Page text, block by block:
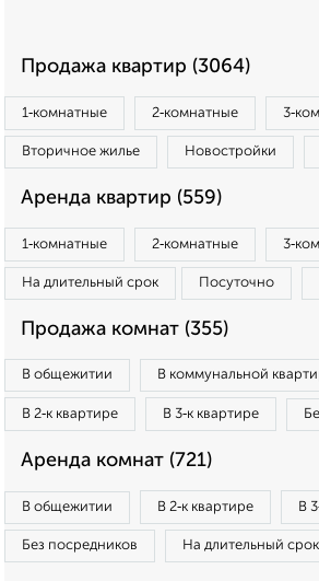
Продажа квартир (3064)
1‑комнатные 2‑комнатные
Вторичное жилье Новостройки
Аренда квартир (559)
1‑комнатные 2‑комнатные
На длительный срок Посуточно
Продажа комнат (355)
В общежитии В коммунальной
В 2‑к квартире В 3‑к квартире
Аренда комнат (721)
В общежитии В 2‑к квартире В
Без посредников На длительный срок